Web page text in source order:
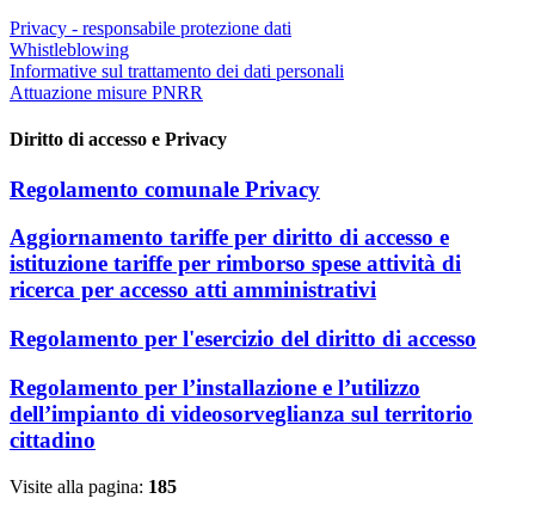
Privacy - responsabile protezione dati
Whistleblowing
Informative sul trattamento dei dati personali
Attuazione misure PNRR
Diritto di accesso e Privacy
Regolamento comunale Privacy
Aggiornamento tariffe per diritto di accesso e
istituzione tariffe per rimborso spese attività di
ricerca per accesso atti amministrativi
Regolamento per l'esercizio del diritto di accesso
Regolamento per l’installazione e l’utilizzo
dell’impianto di videosorveglianza sul territorio
cittadino
Visite alla pagina: 185